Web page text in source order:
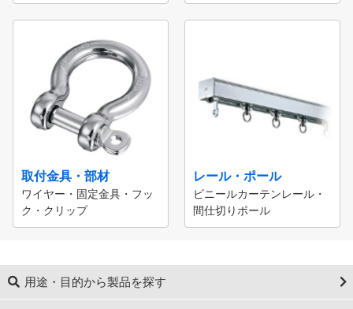
取付金具・部材
ワイヤー・固定金具・フッ
ク・クリップ
レール・ポール
ビニールカーテンレール・
間仕切りポール
用途・目的から製品を探す